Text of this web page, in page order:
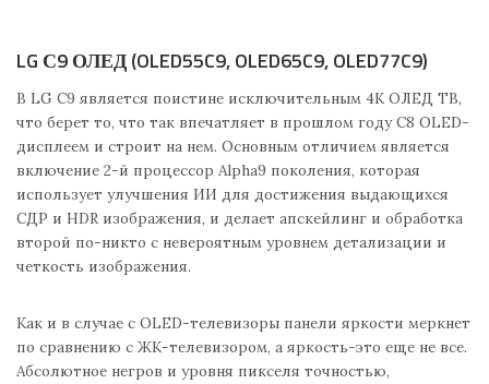
LG С9 ОЛЕД (OLED55C9, OLED65C9, OLED77C9)
В LG С9 является поистине исключительным 4К ОЛЕД ТВ,
что берет то, что так впечатляет в прошлом году С8 OLED-
дисплеем и строит на нем. Основным отличием является
включение 2-й процессор Alpha9 поколения, которая
использует улучшения ИИ для достижения выдающихся
СДР и HDR изображения, и делает апскейлинг и обработка
второй по-никто с невероятным уровнем детализации и
четкость изображения.
Как и в случае с OLED-телевизоры панели яркости меркнет
по сравнению с ЖК-телевизором, а яркость-это еще не все.
Абсолютное негров и уровня пикселя точностью,